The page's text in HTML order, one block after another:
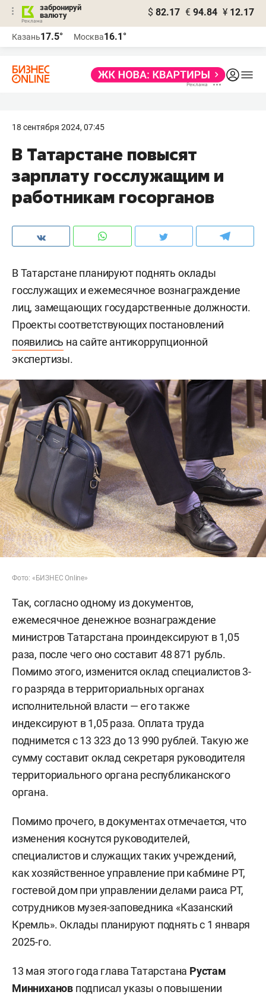
забронируй
валюту
$ 82.17 € 94.84 ¥ 12.17
Казань17.5° Москва16.1°
18 сентября 2024, 07:45
В Татарстане повысят
зарплату госслужащим и
работникам госорганов
В Татарстане планируют поднять оклады
госслужащих и ежемесячное вознаграждение
лиц, замещающих государственные должности.
Проекты соответствующих постановлений
появились на сайте антикоррупционной
экспертизы.
Фото: «БИЗНЕС Online»
Так, согласно одному из документов,
ежемесячное денежное вознаграждение
министров Татарстана проиндексируют в 1,05
раза, после чего оно составит 48 871 рубль.
Помимо этого, изменится оклад специалистов 3-
го разряда в территориальных органах
исполнительной власти — его также
индексируют в 1,05 раза. Оплата труда
поднимется с 13 323 до 13 990 рублей. Такую же
сумму составит оклад секретаря руководителя
территориального органа республиканского
органа.
Помимо прочего, в документах отмечается, что
изменения коснутся руководителей,
специалистов и служащих таких учреждений,
как хозяйственное управление при кабмине РТ,
гостевой дом при управлении делами раиса РТ,
сотрудников музея-заповедника «Казанский
Кремль». Оклады планируют поднять с 1 января
2025-го.
13 мая этого года глава Татарстана Рустам
Минниханов подписал указы о повышении